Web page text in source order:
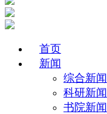
首页
新闻
综合新闻
科研新闻
书院新闻